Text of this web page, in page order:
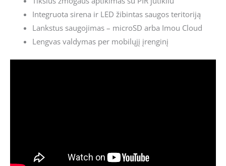
Integruota sirena ir LED žibintas saugos teritoriją
Lankstus saugojimas – microSD arba Imou Cloud
Lengvas valdymas per mobilųjį įrenginį